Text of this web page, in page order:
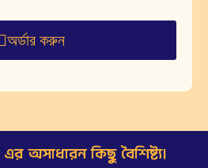
অর্ডার করুন
অসাধারন কিছু বৈশিষ্ট্য।